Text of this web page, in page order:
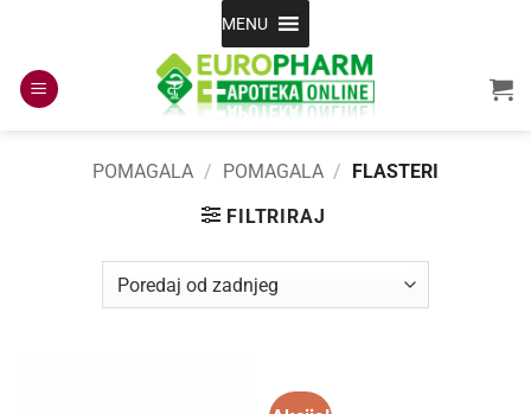
content
MENU
POMAGALA / POMAGALA / FLASTERI
FILTRIRAJ